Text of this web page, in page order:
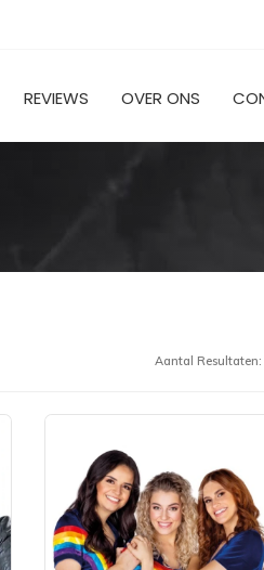
REVIEWS OVER ONS
Aantal Resultaten: